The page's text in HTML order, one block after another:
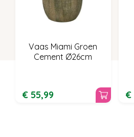
Vaas Miami Groen
Cement Ø26cm
€ 55,99 €